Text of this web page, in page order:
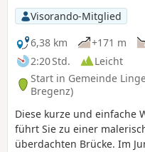
Visorando-Mitglied
6,38 km
+171 m
2:20 Std.
Leicht
Start in Gemeinde
Bregenz)
Diese kurze und einfache
führt Sie zu einer
überdachten Brücke. Im